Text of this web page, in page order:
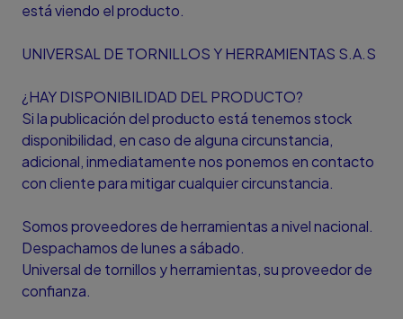
está viendo el producto.
UNIVERSAL DE TORNILLOS Y HERRAMIENTAS S.A.S
¿HAY DISPONIBILIDAD DEL PRODUCTO?
Si la publicación del producto está tenemos stock
disponibilidad, en caso de alguna circunstancia,
adicional, inmediatamente nos ponemos en contacto
con cliente para mitigar cualquier circunstancia.
Somos proveedores de herramientas a nivel nacional.
Despachamos de lunes a sábado.
Universal de tornillos y herramientas, su proveedor de
confianza.